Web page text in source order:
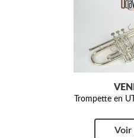
Trompette en
Voir